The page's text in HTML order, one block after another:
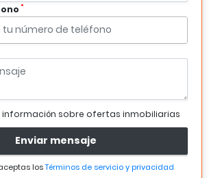
*
sobre ofertas inmobiliarias
Enviar mensaje
losTérminos de servicio y privacidad